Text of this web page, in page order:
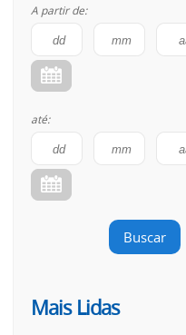
A partir de:
até:
Buscar
Mais Lidas